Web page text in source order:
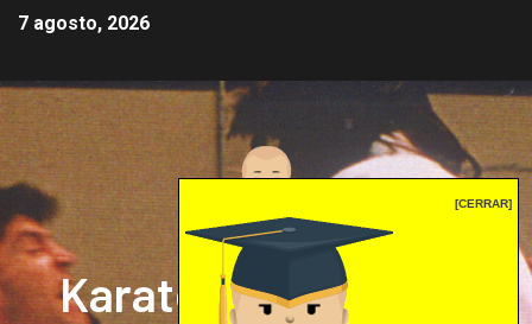
[CERRAR]
7 agosto, 2026
Karate mrprepor: el